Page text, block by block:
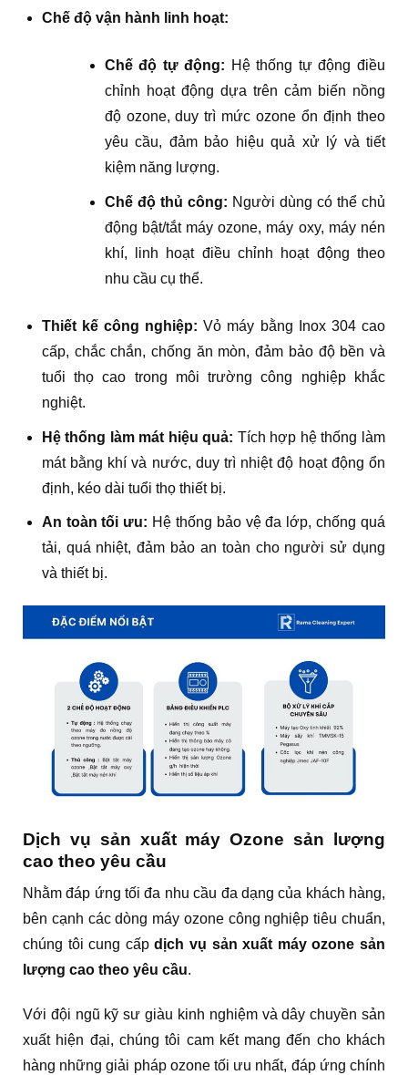
Chế độ vận hành linh hoạt:
Chế độ tự động: Hệ thống tự động điều
chỉnh hoạt động dựa trên cảm biến nồng
độ ozone, duy trì mức ozone ổn định theo
yêu cầu, đảm bảo hiệu quả xử lý và tiết
kiệm năng lượng.
Chế độ thủ công: Người dùng có thể chủ
động bật/tắt máy ozone, máy oxy, máy nén
khí, linh hoạt điều chỉnh hoạt động theo
nhu cầu cụ thể.
Thiết kế công nghiệp: Vỏ máy bằng Inox 304 cao
cấp, chắc chắn, chống ăn mòn, đảm bảo độ bền và
tuổi thọ cao trong môi trường công nghiệp khắc
nghiệt.
Hệ thống làm mát hiệu quả: Tích hợp hệ thống làm
mát bằng khí và nước, duy trì nhiệt độ hoạt động ổn
định, kéo dài tuổi thọ thiết bị.
An toàn tối ưu: Hệ thống bảo vệ đa lớp, chống quá
tải, quá nhiệt, đảm bảo an toàn cho người sử dụng
và thiết bị.
Dịch vụ sản xuất máy Ozone sản lượng
cao theo yêu cầu
Nhằm đáp ứng tối đa nhu cầu đa dạng của khách hàng,
bên cạnh các dòng máy ozone công nghiệp tiêu chuẩn,
chúng tôi cung cấpdịch vụ sản xuất máy ozone sản
lượng cao theo yêu cầu.
Với đội ngũ kỹ sư giàu kinh nghiệm và dây chuyền sản
xuất hiện đại, chúng tôi cam kết mang đến cho khách
hàng những giải pháp ozone tối ưu nhất, đáp ứng chính